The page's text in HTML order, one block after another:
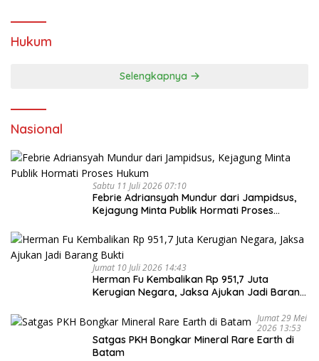
Hukum
Selengkapnya
Nasional
Sabtu 11 Juli 2026 07:10
Febrie Adriansyah Mundur dari Jampidsus,
Kejagung Minta Publik Hormati Proses
Jumat 10 Juli 2026 14:43
Herman Fu Kembalikan Rp 951,7 Juta
Kerugian Negara, Jaksa Ajukan Jadi Barang
Jumat 29 Mei
2026 13:53
Satgas PKH Bongkar Mineral Rare Earth di